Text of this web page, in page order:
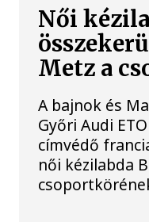
Női
Metz a
A bajnok és
Győri Audi
címvédő
női kézilabda